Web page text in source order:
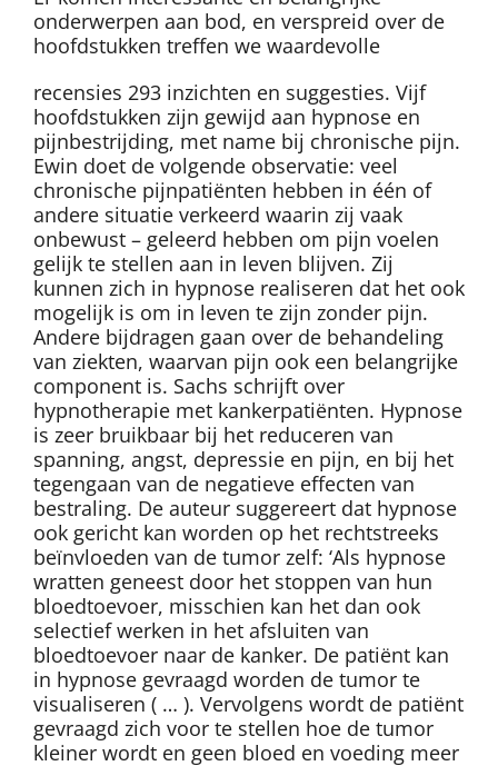
onderwerpen aan bod, en verspreid over de
hoofdstukken treffen we waardevolle
recensies 293 inzichten en suggesties. Vijf
hoofdstukken zijn gewijd aan hypnose en
pijnbestrijding, met name bij chronische pijn.
Ewin doet de volgende observatie: veel
chronische pijnpatiënten hebben in één of
andere situatie verkeerd waarin zij vaak
onbewust – geleerd hebben om pijn voelen
gelijk te stellen aan in leven blijven. Zij
kunnen zich in hypnose realiseren dat het ook
mogelijk is om in leven te zijn zonder pijn.
Andere bijdragen gaan over de behandeling
van ziekten, waarvan pijn ook een belangrijke
component is. Sachs schrijft over
hypnotherapie met kankerpatiënten. Hypnose
is zeer bruikbaar bij het reduceren van
spanning, angst, depressie en pijn, en bij het
tegengaan van de negatieve effecten van
bestraling. De auteur suggereert dat hypnose
ook gericht kan worden op het rechtstreeks
beïnvloeden van de tumor zelf: ‘Als hypnose
wratten geneest door het stoppen van hun
bloedtoevoer, misschien kan het dan ook
selectief werken in het afsluiten van
bloedtoevoer naar de kanker. De patiënt kan
in hypnose gevraagd worden de tumor te
visualiseren ( … ). Vervolgens wordt de patiënt
gevraagd zich voor te stellen hoe de tumor
kleiner wordt en geen bloed en voeding meer